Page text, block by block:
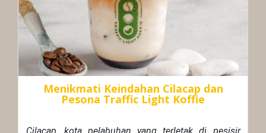
Menikmati Keindahan Cilacap dan
Pesona Traffic Light Koffie